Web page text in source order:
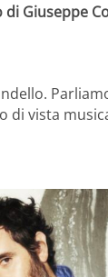
di Giuseppe
di vista